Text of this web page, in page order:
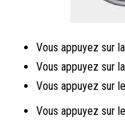
Vous appuyez sur
Vous appuyez sur
Vous appuyez sur
Vous appuyez sur